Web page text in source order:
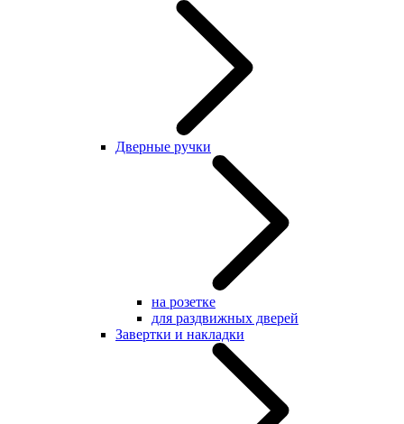
Дверные ручки
на розетке
для раздвижных дверей
Завертки и накладки